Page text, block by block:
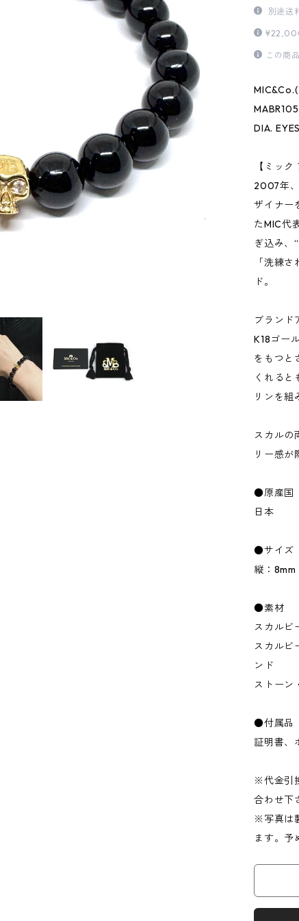
別途送
この商
DIA.
【ミック
2007年
ザイナー
たMIC代
ぎ込み、
「洗練
ド。
ブランド
K18ゴー
をもつと
くれる
リンを組
スカルの
リー感が
●原産国
日本
●サイズ
縦：8mm
●素材
スカルビ
スカルビ
ンド
ストーン
●付属品
証明書、
※代金引
合わせ下
※写真は
ます。予